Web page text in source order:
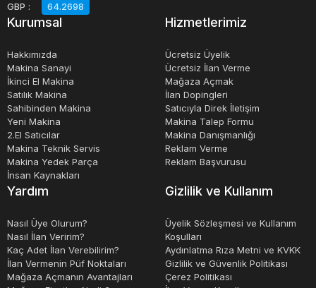
Kollu testere tezgahları, çeşitli boyutlarda ve şekillerde
farklı modeller seçilebilir. Bu tezgahlar, birçok endüstride
kullanılmakta ve kesme işleminin hızlı, güvenli ve hassas
olmasını sağlamaktadır.
Sonuç olarak, kollu testere tezgahları, kesme işlemini
daha verimli hale getirmek ve kaliteli kesimler yapmak için
mükemmel bir araçtır. Bu tezgahlar, kullanıcıların iş
artırmak için tasarlanmıştır. Herhangi bir endüstride
kullanılabilirler ve kesme işleminin güvenli, hızlı ve doğru
olmasını sağlarlar.
GBP : 64.2698
Kurumsal
Hakkımızda
Makina Sanayi
İkinci El Makina
Satılık Makina
Sahibinden Makina
Yeni Makina
2.El Satıcılar
Makina Teknik Servis
Makina Yedek Parça
İnsan Kaynakları
Hizmetlerimiz
Ücretsiz Üyelik
Ücretsiz İlan Verme
Mağaza Açmak
İlan Dopingleri
Satıcıyla Direk İletişim
Makina Talep Formu
Makina Danışmanlığı
Reklam Verme
Reklam Başvurusu
Yardım
Nasıl Üye Olurum?
Nasıl İlan Veririm?
Kaç Adet İlan Verebilirim?
İlan Vermenin Püf Noktaları
Mağaza Açmanın Avantajları
Gizlilik ve Kullanım
Üyelik Sözleşmesi ve Kullanım
Koşulları
Aydınlatma Rıza Metni ve KVKK
Gizlilik ve Güvenlik Politikası
Çerez Politikası